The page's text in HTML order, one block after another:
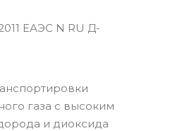
ЕАЭС N RU Д-
газа с высоким
и диоксида